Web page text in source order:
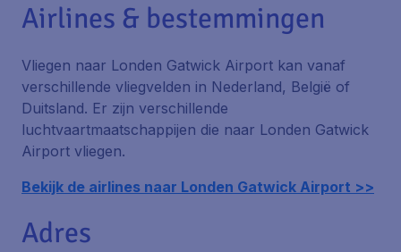
Airlines & bestemmingen
Vliegen naar Londen Gatwick Airport kan vanaf
verschillende vliegvelden in Nederland, België of
Duitsland. Er zijn verschillende
luchtvaartmaatschappijen die naar Londen Gatwick
Airport vliegen.
Bekijk de airlines naar Londen Gatwick Airport >>
Adres